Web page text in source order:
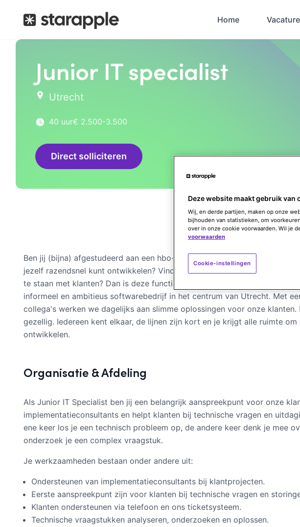
Home
Junior IT specialist
Utrecht
40 uur€ 2.500-3.500
Direct solliciteren
Ben jij (bijna) afgestudeerd aan een hbo-opleiding in de richting van IT en
jezelf razendsnel kunt ontwikkelen? Vind je het leuk om technische
te staan met klanten? Dan is deze functie als Junior IT Specialist iets voor
informeel en ambitieus softwarebedrijf in het centrum van Utrecht. Met
collega's werken we dagelijks aan slimme oplossingen voor onze klanten.
gezellig. Iedereen kent elkaar, de lijnen zijn kort en je krijgt alle ruimte
ontwikkelen.
Organisatie & Afdeling
Als Junior IT Specialist ben jij een belangrijk aanspreekpunt voor onze
implementatieconsultants en helpt klanten bij technische vragen en
ene keer los je een technisch probleem op, de andere keer denk je mee
onderzoek je een complex vraagstuk.
Je werkzaamheden bestaan onder andere uit:
Ondersteunen van implementatieconsultants bij klantprojecten.
Eerste aanspreekpunt zijn voor klanten bij technische vragen en
Klanten ondersteunen via telefoon en ons ticketsysteem.
Technische vraagstukken analyseren, onderzoeken en oplossen.
Deze website maakt gebruik van
Wij, en derde partijen, maken op onze
bijhouden van statistieken, om
over in onze cookie voorwaarden. Wil je
voorwaarden
Cookie-instellingen